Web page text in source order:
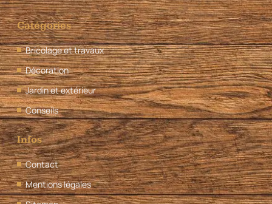
Catégories
Bricolage et travaux
Décoration
Jardin et extérieur
Conseils
Infos
Contact
Mentions légales